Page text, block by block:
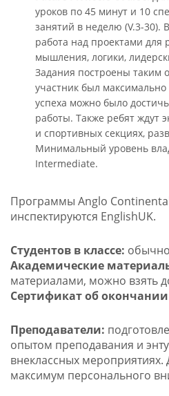
уроков по 45 минут и 10
занятий в неделю (V.3-30).
работа над проектами для
мышления, логики,
Задания построены таким
участник был
успеха можно было
работы. Также ребят ждут
и спортивных секциях,
Минимальный уровень
Intermediate.
Программы Anglo
инспектируются EnglishUK.
Студентов в классе:
Академические
материалами, можно взять
Сертификат об окончании
Преподаватели:
опытом преподавания и
внеклассных мероприятиях.
максимум персонального